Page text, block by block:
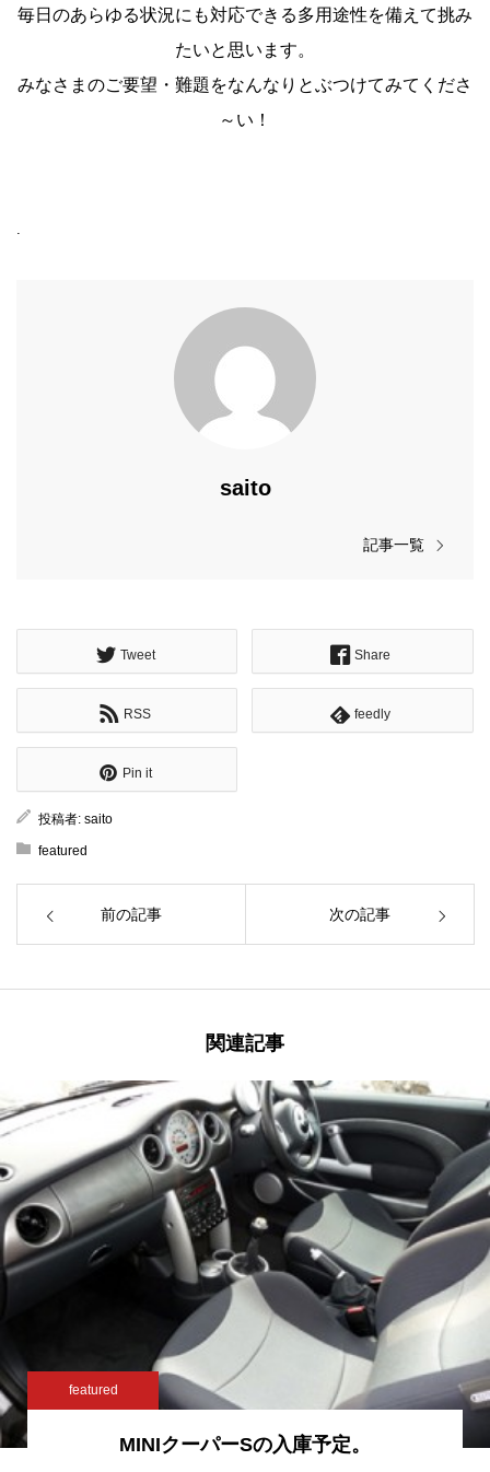
毎日のあらゆる状況にも対応できる多用途性を備えて挑み
たいと思います。
みなさまのご要望・難題をなんなりとぶつけてみてくださ
～い！
saito
記事一覧
Tweet Share
RSS feedly
Pin it
投稿者: saito
featured
前の記事 次の記事
関連記事
featured
MINIクーパーSの入庫予定。